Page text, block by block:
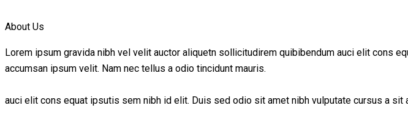
About Us
Lorem ipsum gravida nibh vel velit auctor aliquetn sollicitudirem quibibendum auci elit cons
accumsan ipsum velit. Nam nec tellus a odio tincidunt mauris.
auci elit cons equat ipsutis sem nibh id elit. Duis sed odio sit amet nibh vulputate cursus a